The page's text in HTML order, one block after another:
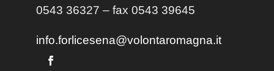
0543 36327 – fax 0543 39645
info.forlicesena@volontaromagna.it